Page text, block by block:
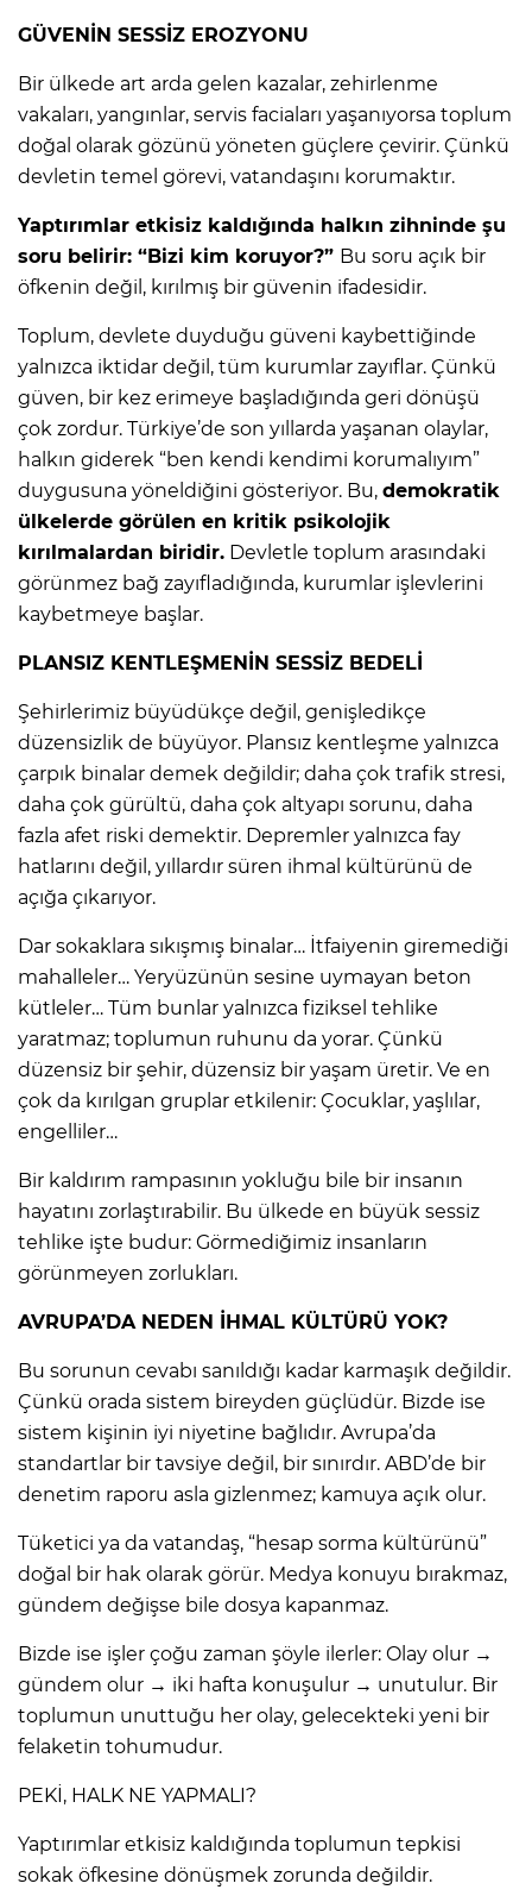
GÜVENİN SESSİZ EROZYONU
Bir ülkede art arda gelen kazalar, zehirlenme
vakaları, yangınlar, servis faciaları yaşanıyorsa toplum
doğal olarak gözünü yöneten güçlere çevirir. Çünkü
devletin temel görevi, vatandaşını korumaktır.
Yaptırımlar etkisiz kaldığında halkın zihninde şu
soru belirir: “Bizi kim koruyor?” Bu soru açık bir
öfkenin değil, kırılmış bir güvenin ifadesidir.
Toplum, devlete duyduğu güveni kaybettiğinde
yalnızca iktidar değil, tüm kurumlar zayıflar. Çünkü
güven, bir kez erimeye başladığında geri dönüşü
çok zordur. Türkiye’de son yıllarda yaşanan olaylar,
halkın giderek “ben kendi kendimi korumalıyım”
duygusuna yöneldiğini gösteriyor. Bu, demokratik
ülkelerde görülen en kritik psikolojik
kırılmalardan biridir. Devletle toplum arasındaki
görünmez bağ zayıfladığında, kurumlar işlevlerini
kaybetmeye başlar.
PLANSIZ KENTLEŞMENİN SESSİZ BEDELİ
Şehirlerimiz büyüdükçe değil, genişledikçe
düzensizlik de büyüyor. Plansız kentleşme yalnızca
çarpık binalar demek değildir; daha çok trafik stresi,
daha çok gürültü, daha çok altyapı sorunu, daha
fazla afet riski demektir. Depremler yalnızca fay
hatlarını değil, yıllardır süren ihmal kültürünü de
açığa çıkarıyor.
Dar sokaklara sıkışmış binalar… İtfaiyenin giremediği
mahalleler… Yeryüzünün sesine uymayan beton
kütleler… Tüm bunlar yalnızca fiziksel tehlike
yaratmaz; toplumun ruhunu da yorar. Çünkü
düzensiz bir şehir, düzensiz bir yaşam üretir. Ve en
çok da kırılgan gruplar etkilenir: Çocuklar, yaşlılar,
engelliler…
Bir kaldırım rampasının yokluğu bile bir insanın
hayatını zorlaştırabilir. Bu ülkede en büyük sessiz
tehlike işte budur: Görmediğimiz insanların
görünmeyen zorlukları.
AVRUPA’DA NEDEN İHMAL KÜLTÜRÜ YOK?
Bu sorunun cevabı sanıldığı kadar karmaşık değildir.
Çünkü orada sistem bireyden güçlüdür. Bizde ise
sistem kişinin iyi niyetine bağlıdır. Avrupa’da
standartlar bir tavsiye değil, bir sınırdır. ABD’de bir
denetim raporu asla gizlenmez; kamuya açık olur.
Tüketici ya da vatandaş, “hesap sorma kültürünü”
doğal bir hak olarak görür. Medya konuyu bırakmaz,
gündem değişse bile dosya kapanmaz.
Bizde ise işler çoğu zaman şöyle ilerler: Olay olur →
gündem olur → iki hafta konuşulur → unutulur. Bir
toplumun unuttuğu her olay, gelecekteki yeni bir
felaketin tohumudur.
PEKİ, HALK NE YAPMALI?
Yaptırımlar etkisiz kaldığında toplumun tepkisi
sokak öfkesine dönüşmek zorunda değildir.